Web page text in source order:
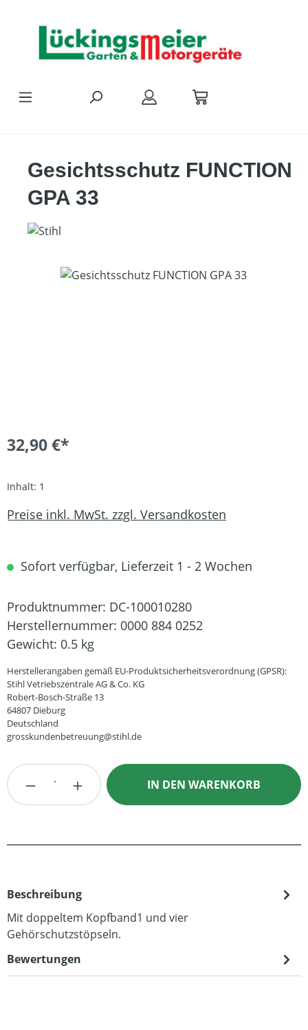
Gesichtsschutz FUNCTION
GPA 33
Bildergalerie überspringen
32,90 €*
Inhalt: 1
Preise inkl. MwSt. zzgl. Versandkosten
Sofort verfügbar, Lieferzeit 1 - 2 Wochen
Produktnummer: DC-100010280
Herstellernummer: 0000 884 0252
Gewicht: 0.5 kg
Herstellerangaben gemäß EU-Produktsicherheitsverordnung (GPSR):
Stihl Vetriebszentrale AG & Co. KG
Robert-Bosch-Straße 13
64807 Dieburg
Deutschland
grosskundenbetreuung@stihl.de
Produkt Anzahl: Gib den gewünschten
IN DEN WARENKORB
Beschreibung
Mit doppeltem Kopfband1 und vier
Gehörschutzstöpseln.
Bewertungen